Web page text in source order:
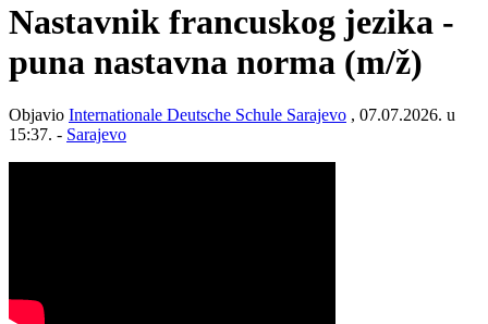
Nastavnik francuskog jezika -
puna nastavna norma (m/ž)
Objavio Internationale Deutsche Schule Sarajevo , 07.07.2026. u
15:37. - Sarajevo